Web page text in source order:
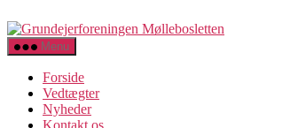
til
indholdet
Menu
Forside
Vedtægter
Nyheder
Kontakt os